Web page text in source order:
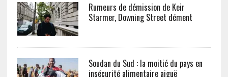
Rumeurs de démission de Keir
Starmer, Downing Street dément
Soudan du Sud : la moitié du pays en
insécurité alimentaire aiguë